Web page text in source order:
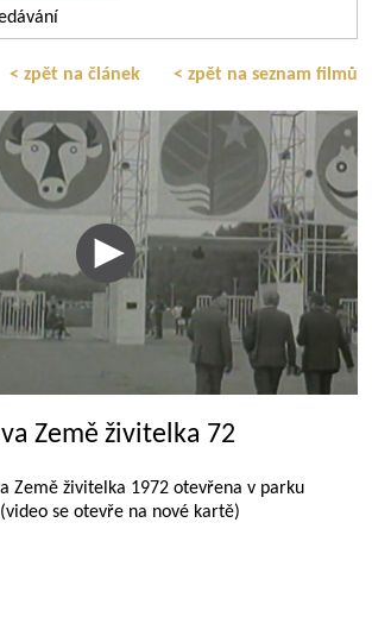
< zpět na článek < zpět na seznam filmů
Země živitelka 72
Země živitelka 1972 otevřena v parku
se otevře na nové kartě)